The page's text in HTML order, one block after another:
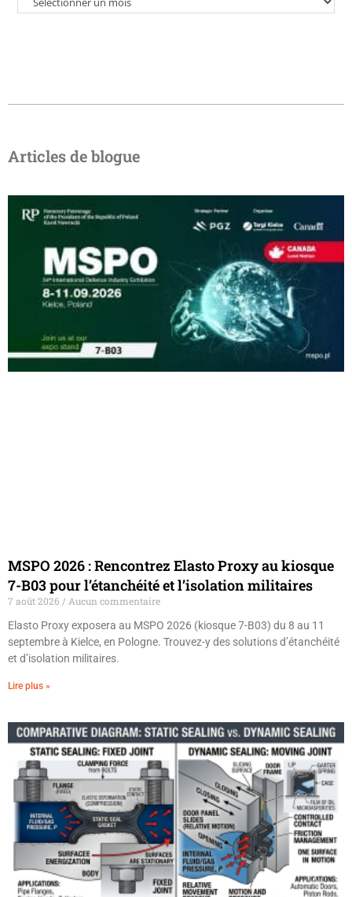
Articles de blogue
MSPO 2026 : Rencontrez Elasto Proxy au kiosque
7-B03 pour l’étanchéité et l’isolation militaires
7 août 2026
Aucun commentaire
Elasto Proxy exposera au MSPO 2026 (kiosque 7-B03) du 8 au 11
septembre à Kielce, en Pologne. Trouvez-y des solutions d’étanchéité
et d’isolation militaires.
Lire plus »